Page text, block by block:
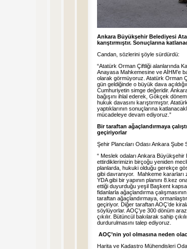
Ankara Büyükşehir Belediyesi
karıştırmıştır. Sonuçlarına
Candan, sözlerini şöyle sürdürdü:
“Atatürk Orman Çiftliği alanlarında
Anayasa Mahkemesine ve AİHM’e
olarak görmüyoruz. Atatürk Orman
gün geldiğinde o büyük dava
Cumhuriyetin simge değeridir.
bağışını ihlal ederek, Gökçek
hukuk davasını karıştırmıştır.
yaptıklarının sonuçlarına
mücadeleye devam ediyoruz.”
Bir taraftan ağaçlandırmaya
geçiriyorlar
Şehir Plancıları Odası Ankara
“ Meslek odaları Ankara Büyükşehir
ettirdiklerimizin birçoğu yeniden
planlarda, hukuki olduğu gerekçe
gibi davranıyor. Mahkeme kararları
YDA gibi bir yapının planını 8.kez
ettiği duyurduğu yeşil Başkent
fidanlarla ağaçlandırma
taraftan ağaçlandırmaya,
geçiriyor. Diğer taraftan AOÇ’de
söylüyorlar. AOÇ’ye 300 dönüm
çıkılır. Bütüncül bakılarak sahip
durdurulmasını talep ediyoruz.
AOÇ’nin yol olmasına neden
Harita ve Kadastro Mühendisleri